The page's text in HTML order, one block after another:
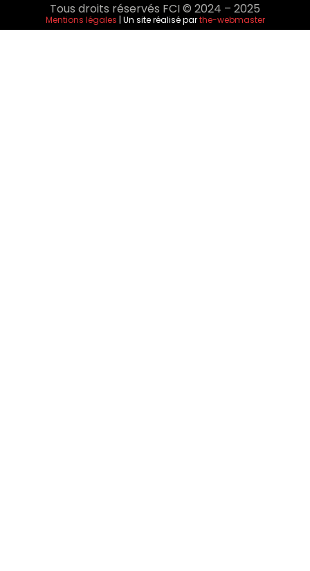
Tous droits réservés FCI © 2024 – 2025
Mentions légales | Un site réalisé parthe-webmaster